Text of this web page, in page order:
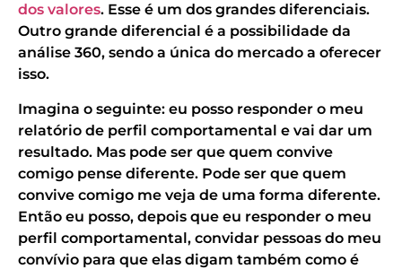
dos valores. Esse é um dos grandes diferenciais.
Outro grande diferencial é a possibilidade da
análise 360, sendo a única do mercado a oferecer
isso.
Imagina o seguinte: eu posso responder o meu
relatório de perfil comportamental e vai dar um
resultado. Mas pode ser que quem convive
comigo pense diferente. Pode ser que quem
convive comigo me veja de uma forma diferente.
Então eu posso, depois que eu responder o meu
perfil comportamental, convidar pessoas do meu
convívio para que elas digam também como é